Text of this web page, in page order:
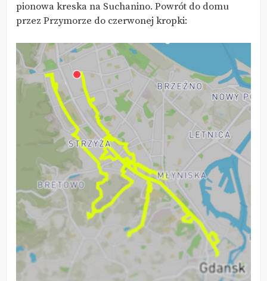
pionowa kreska na Suchanino. Powrót do domu
przez Przymorze do czerwonej kropki: